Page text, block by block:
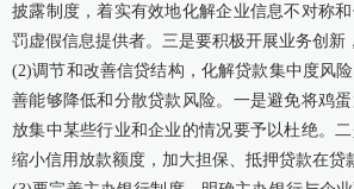
披露制度，着实有效地化解企业信息不对称
罚虚假信息提供者。三是要积极开展业务创新
(2)调节和改善信贷结构，化解贷款集中度风
善能够降低和分散贷款风险。一是避免将鸡
放集中某些行业和企业的情况要予以杜绝。
缩小信用放款额度，加大担保、抵押贷款在贷